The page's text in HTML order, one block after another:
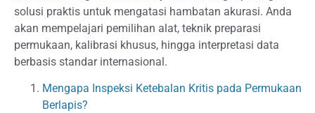
solusi praktis untuk mengatasi hambatan akurasi. Anda
akan mempelajari pemilihan alat, teknik preparasi
permukaan, kalibrasi khusus, hingga interpretasi data
berbasis standar internasional.
Mengapa Inspeksi Ketebalan Kritis pada Permukaan
Berlapis?